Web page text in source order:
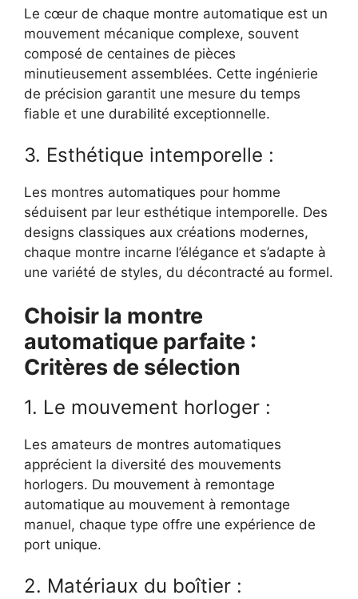
Le cœur de chaque montre automatique est un
mouvement mécanique complexe, souvent
composé de centaines de pièces
minutieusement assemblées. Cette ingénierie
de précision garantit une mesure du temps
fiable et une durabilité exceptionnelle.
3. Esthétique intemporelle :
Les montres automatiques pour homme
séduisent par leur esthétique intemporelle. Des
designs classiques aux créations modernes,
chaque montre incarne l’élégance et s’adapte à
une variété de styles, du décontracté au formel.
Choisir la montre
automatique parfaite :
Critères de sélection
1. Le mouvement horloger :
Les amateurs de montres automatiques
apprécient la diversité des mouvements
horlogers. Du mouvement à remontage
automatique au mouvement à remontage
manuel, chaque type offre une expérience de
port unique.
2. Matériaux du boîtier :